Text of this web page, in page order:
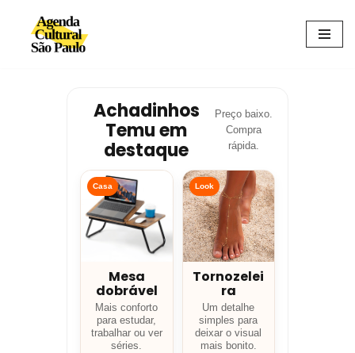
Avançar
Achadinhos
Temu em
destaque
Preço baixo.
Compra
rápida.
Casa
Mesa
dobrável
Mais conforto
para estudar,
trabalhar ou ver
séries.
Look
Tornozelei
ra
Um detalhe
simples para
deixar o visual
mais bonito.